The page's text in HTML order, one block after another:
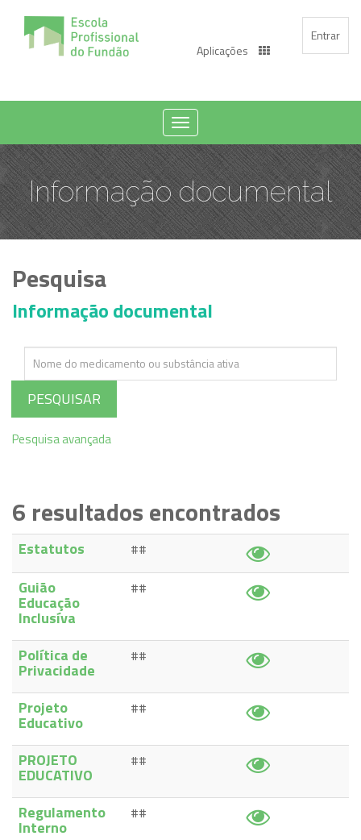
Entrar
Aplicações
Toggle
navigation
Informação documental
Pesquisa
Informação documental
PESQUISAR
Pesquisa avançada
6 resultados encontrados
Estatutos ##
Guião
Educação
Inclusíva
##
Política de
Privacidade
##
Projeto
Educativo
##
PROJETO
EDUCATIVO
##
Regulamento
Interno
##